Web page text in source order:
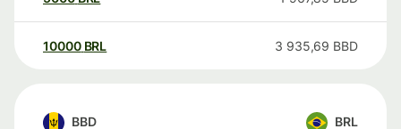
10000 BRL 3 935,69 BBD
BBD BRL